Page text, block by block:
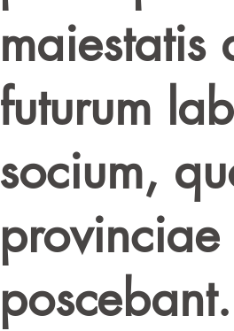
maiestatis
futurum
socium,
poscebant.